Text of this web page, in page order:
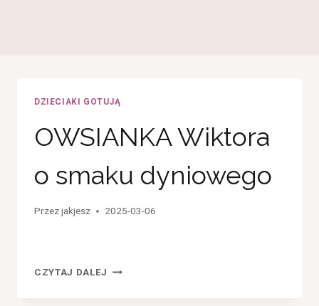
DZIECIAKI GOTUJĄ
OWSIANKA Wiktora
o smaku dyniowego
Przezjakjesz 2025-03-06
CZYTAJ DALEJ OWSIANKA